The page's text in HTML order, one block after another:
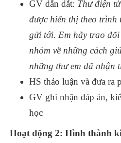
GV dẫn dắt: Thư điện
được hiển thị theo
gửi tới. Em hãy trao
nhóm về những cách
những thư em đã nhận
HS thảo luận và đưa ra
GV ghi nhận đáp án,
học
Hoạt động 2: Hình thành